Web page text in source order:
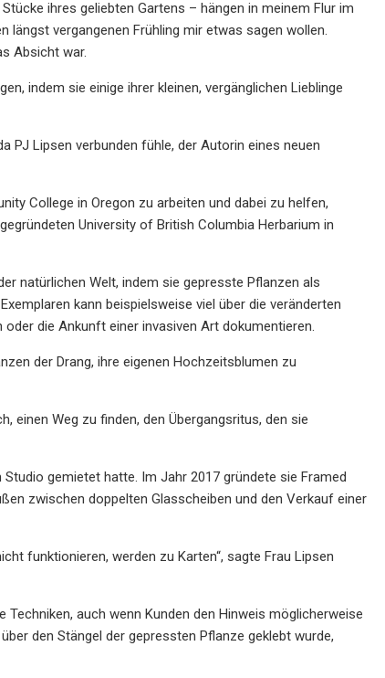
ihres geliebten Gartens – hängen in meinem Flur im
vergangenen Frühling mir etwas sagen wollen.
Absicht war.
indem sie einige ihrer kleinen, vergänglichen Lieblinge
PJ Lipsen verbunden fühle, der Autorin eines neuen
College in Oregon zu arbeiten und dabei zu helfen,
University of British Columbia Herbarium in
natürlichen Welt, indem sie gepresste Pflanzen als
kann beispielsweise viel über die veränderten
die Ankunft einer invasiven Art dokumentieren.
der Drang, ihre eigenen Hochzeitsblumen zu
einen Weg zu finden, den Übergangsritus, den sie
gemietet hatte. Im Jahr 2017 gründete sie Framed
zwischen doppelten Glasscheiben und den Verkauf einer
funktionieren, werden zu Karten“, sagte Frau Lipsen
auch wenn Kunden den Hinweis möglicherweise
den Stängel der gepressten Pflanze geklebt wurde,